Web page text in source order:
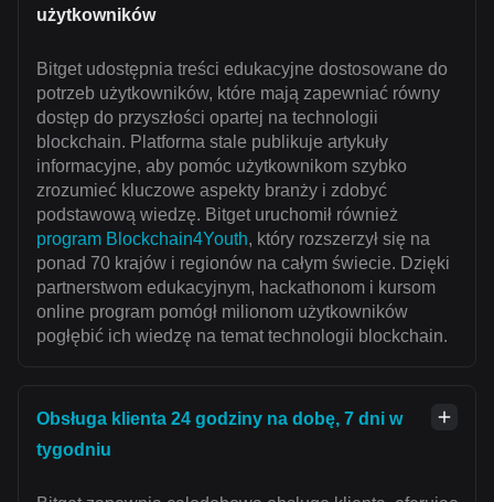
użytkowników
Bitget udostępnia treści edukacyjne dostosowane do
potrzeb użytkowników, które mają zapewniać równy
dostęp do przyszłości opartej na technologii
blockchain. Platforma stale publikuje artykuły
informacyjne, aby pomóc użytkownikom szybko
zrozumieć kluczowe aspekty branży i zdobyć
podstawową wiedzę. Bitget uruchomił również
program Blockchain4Youth, który rozszerzył się na
ponad 70 krajów i regionów na całym świecie. Dzięki
partnerstwom edukacyjnym, hackathonom i kursom
online program pomógł milionom użytkowników
pogłębić ich wiedzę na temat technologii blockchain.
Obsługa klienta 24 godziny na dobę, 7 dni w
tygodniu